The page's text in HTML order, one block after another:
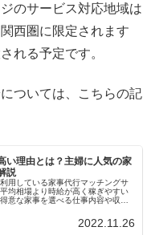
のサービス対応地域は
西圏に限定されます
れる予定です。
ついては、こちらの記
い理由とは？主婦に人気の家
説
用している家事代行マッチングサ
均相場より時給が高く稼ぎやすい
意な家事を選べる仕事内容や収入
2022.11.26